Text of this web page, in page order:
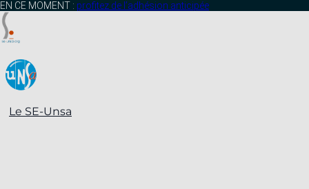
EN CE MOMENT : profitez de l’adhésion anticipée
Le SE-Unsa